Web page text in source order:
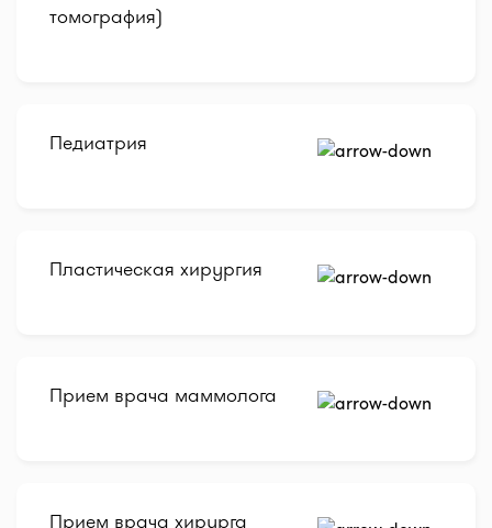
томография)
Педиатрия
Пластическая хирургия
Прием врача маммолога
Прием врача хирурга